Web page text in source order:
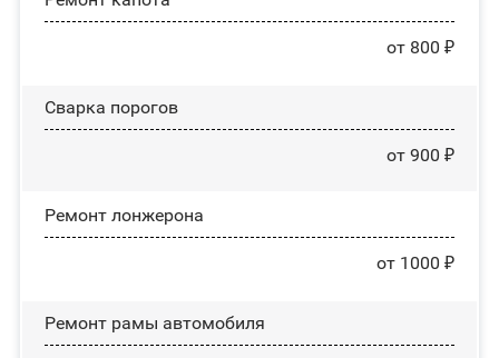
от 800 ₽
Сварка порогов
от 900 ₽
Ремонт лонжерона
от 1000 ₽
Ремонт рамы автомобиля